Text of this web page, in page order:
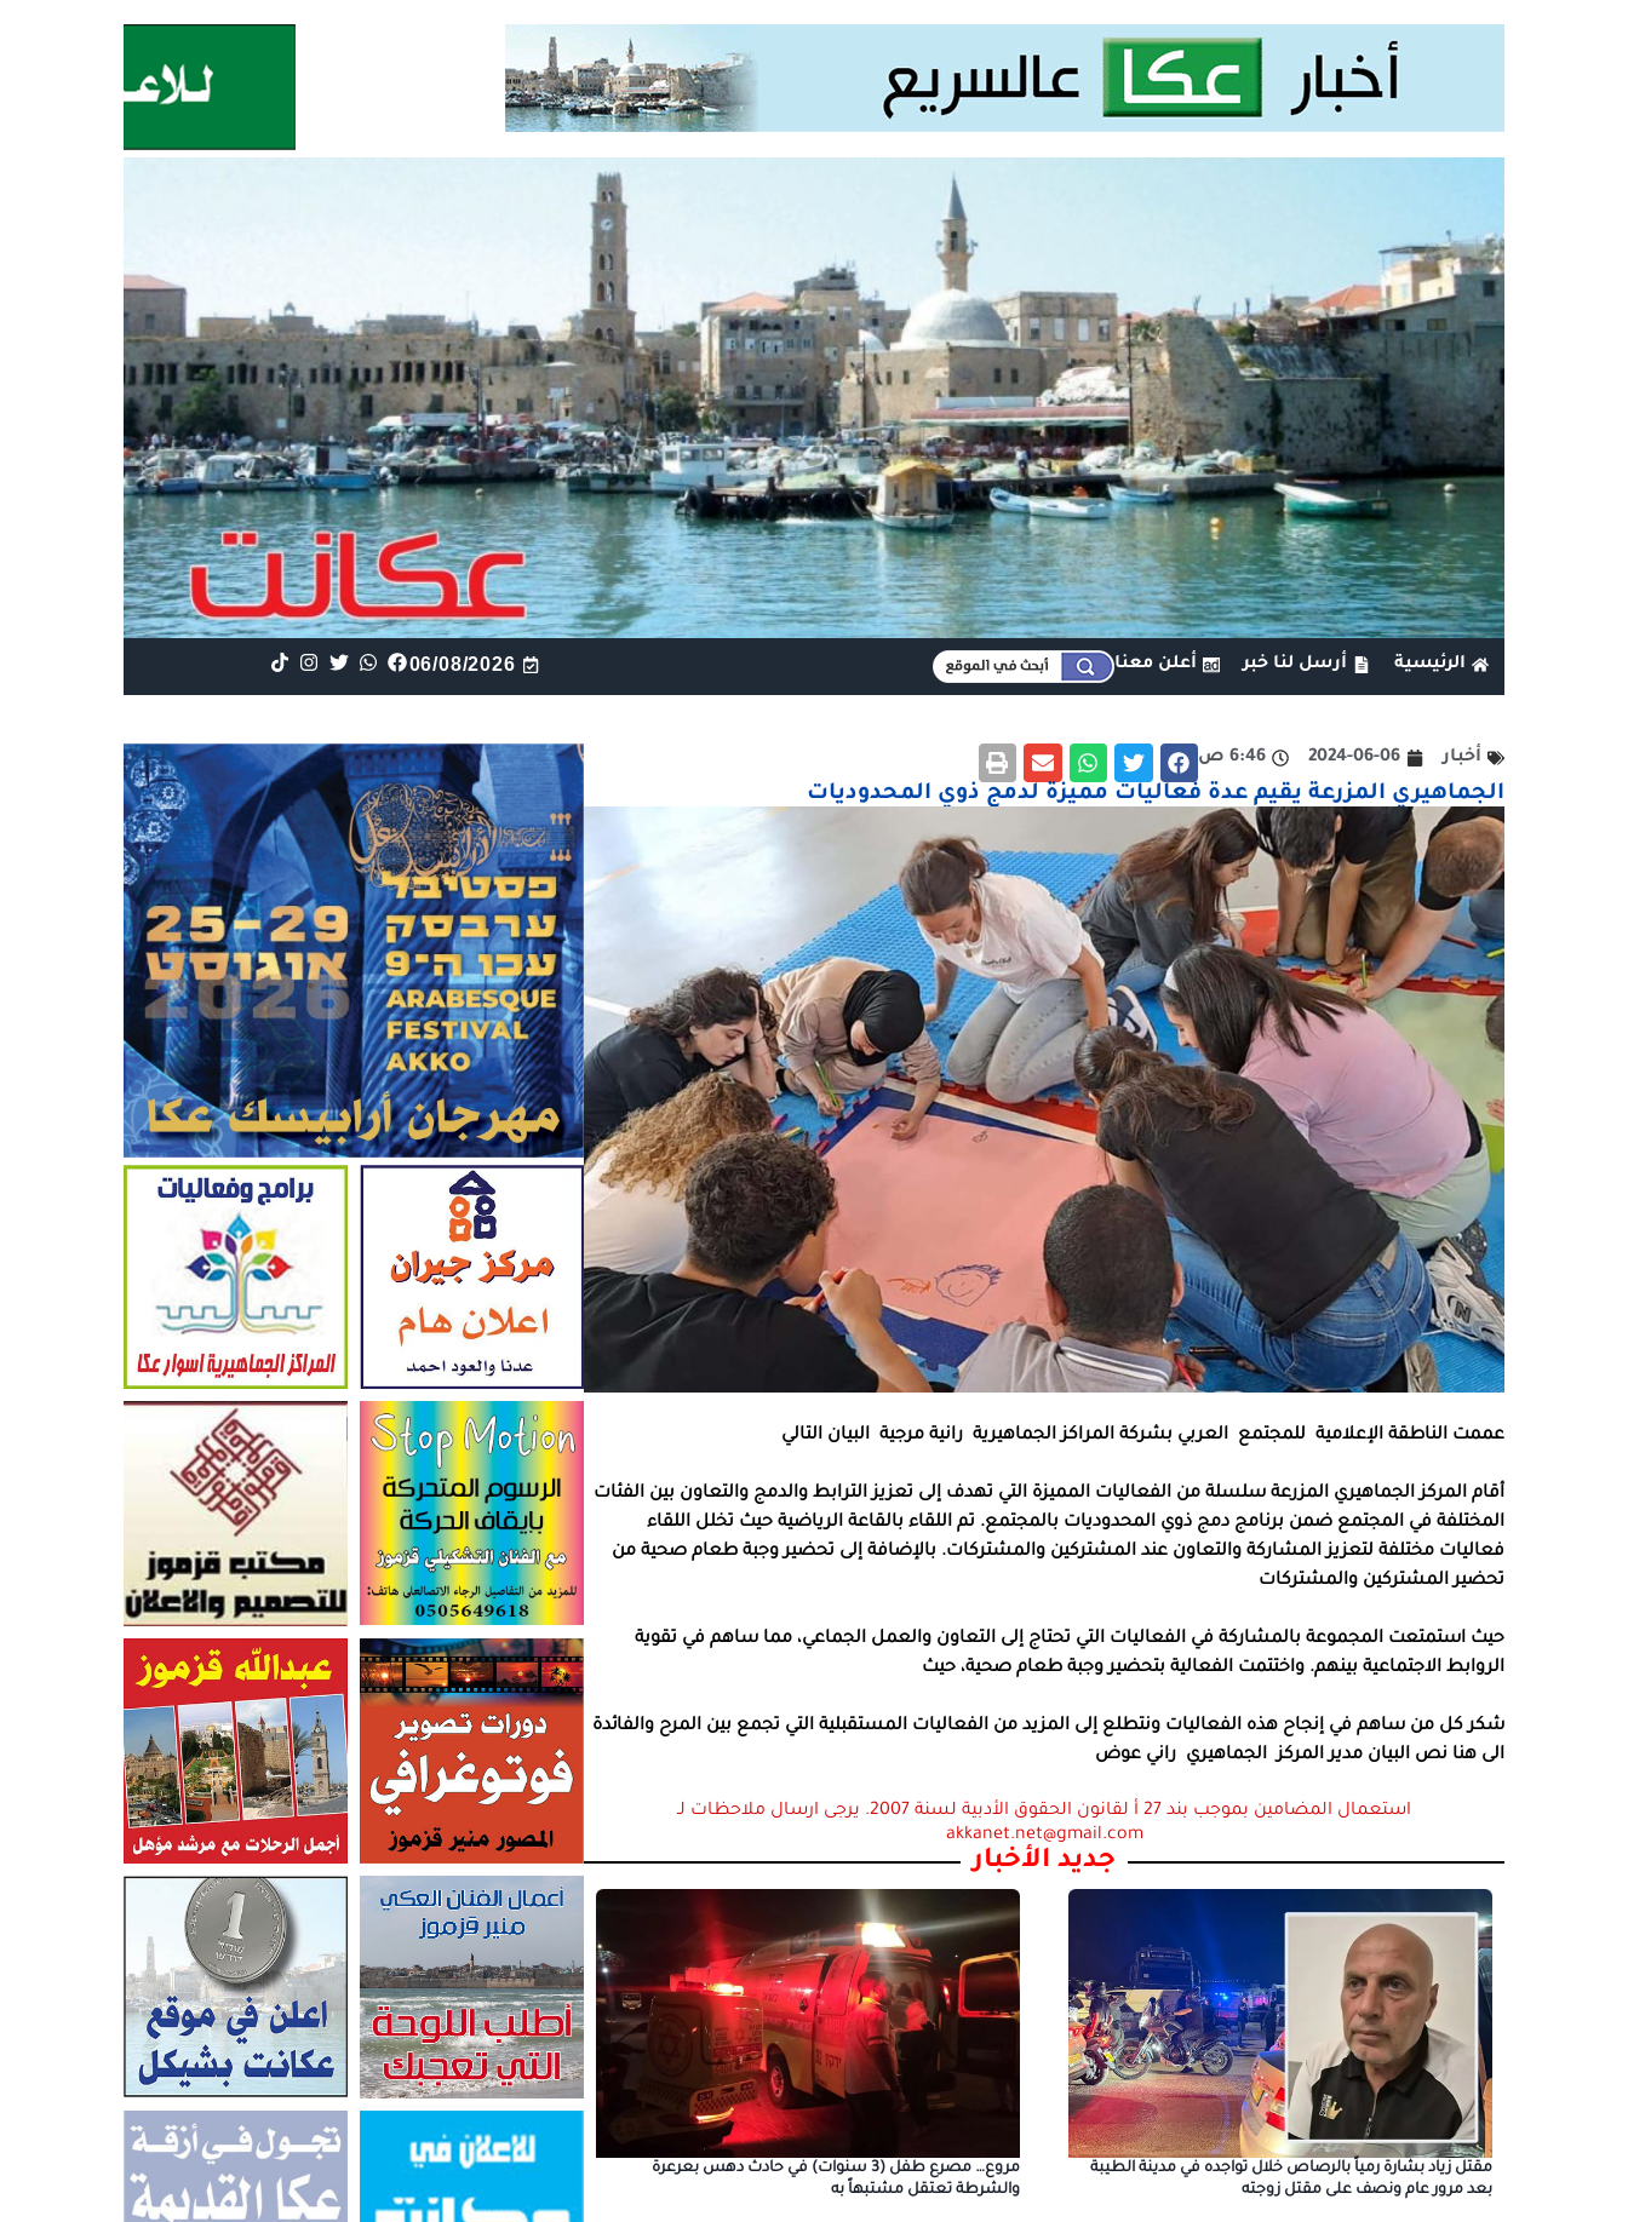
الرئيسية أرسل لنا خبر أعلن معنا 06/08/2026
أخبار 2024-06-06 6:46 ص
الجماهيري المزرعة يقيم عدة فعاليات مميزة لدمج ذوي المحدوديات
عممت الناطقة الإعلامية للمجتمع العربي بشركة المراكز الجماهيرية رانية مرجية البيان التالي
أقام المركز الجماهيري المزرعة سلسلة من الفعاليات المميزة التي تهدف إلى تعزيز الترابط والدمج والتعاون بين الفئات
المختلفة في المجتمع ضمن برنامج دمج ذوي المحدوديات بالمجتمع. تم اللقاء بالقاعة الرياضية حيث تخلل اللقاء
فعاليات مختلفة لتعزيز المشاركة والتعاون عند المشتركين والمشتركات. بالإضافة إلى تحضير وجبة طعام صحية من
تحضير المشتركين والمشتركات
حيث استمتعت المجموعة بالمشاركة في الفعاليات التي تحتاج إلى التعاون والعمل الجماعي، مما ساهم في تقوية
الروابط الاجتماعية بينهم. واختتمت الفعالية بتحضير وجبة طعام صحية، حيث
شكر كل من ساهم في إنجاح هذه الفعاليات ونتطلع إلى المزيد من الفعاليات المستقبلية التي تجمع بين المرح والفائدة
الى هنا نص البيان مدير المركز الجماهيري راني عوض
استعمال المضامين بموجب بند 27 أ لقانون الحقوق الأدبية لسنة 2007. يرجى ارسال ملاحظات لـ
akkanet.net@gmail.com
جديد الأخبار
مقتل زياد بشارة رمياً بالرصاص خلال تواجده في مدينة الطيبة
بعد مرور عام ونصف على مقتل زوجته
مروع… مصرع طفل (3 سنوات) في حادث دهس بعرعرة
والشرطة تعتقل مشتبهاً به